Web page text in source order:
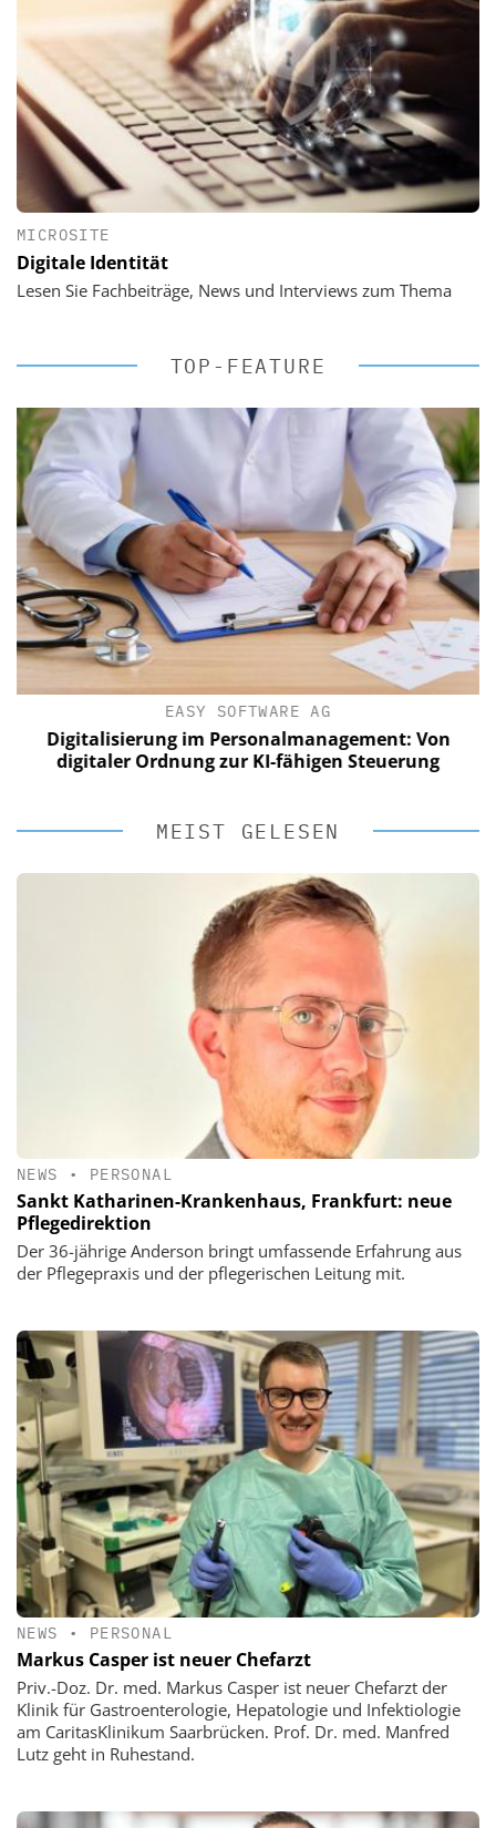
MICROSITE
Digitale Identität
Lesen Sie Fachbeiträge, News und Interviews zum Thema
TOP-FEATURE
EASY SOFTWARE AG
Digitalisierung im Personalmanagement: Von
digitaler Ordnung zur KI-fähigen Steuerung
MEIST GELESEN
NEWS • PERSONAL
Sankt Katharinen-Krankenhaus, Frankfurt: neue
Pflegedirektion
Der 36-jährige Anderson bringt umfassende Erfahrung aus
der Pflegepraxis und der pflegerischen Leitung mit.
NEWS • PERSONAL
Markus Casper ist neuer Chefarzt
Priv.-Doz. Dr. med. Markus Casper ist neuer Chefarzt der
Klinik für Gastroenterologie, Hepatologie und Infektiologie
am CaritasKlinikum Saarbrücken. Prof. Dr. med. Manfred
Lutz geht in Ruhestand.